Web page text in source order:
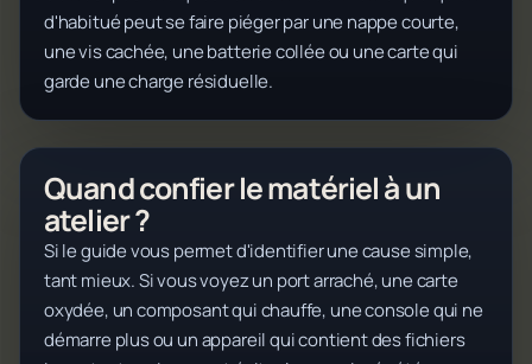
d'habitué peut se faire piéger par une nappe courte,
une vis cachée, une batterie collée ou une carte qui
garde une charge résiduelle.
Quand confier le matériel à un
atelier ?
Si le guide vous permet d'identifier une cause simple,
tant mieux. Si vous voyez un port arraché, une carte
oxydée, un composant qui chauffe, une console qui ne
démarre plus ou un appareil qui contient des fichiers